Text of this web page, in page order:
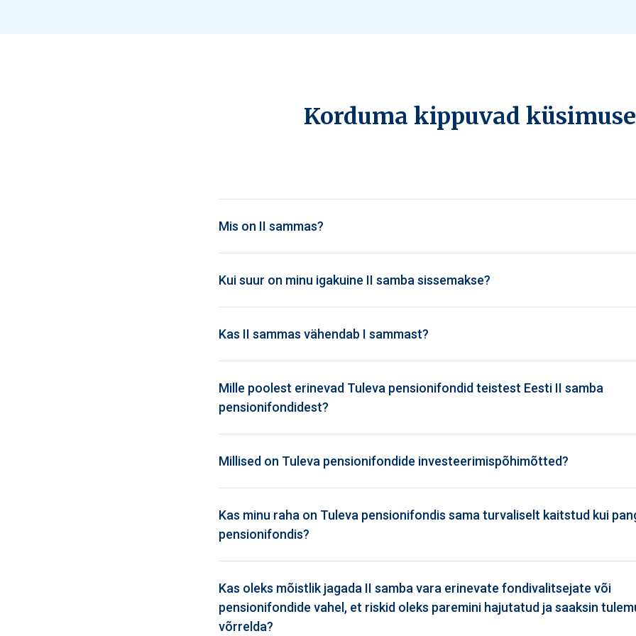
Korduma kippuvad
Mis on II sammas?
Kui suur on minu igakuine II samba sissemakse?
Kas II sammas vähendab I sammast?
Mille poolest erinevad Tuleva pensionifondid teistest Eesti II samba
pensionifondidest?
Millised on Tuleva pensionifondide investeerimispõhimõtted?
Kas minu raha on Tuleva pensionifondis sama turvaliselt kaitstud kui
pensionifondis?
Kas oleks mõistlik jagada II samba vara erinevate fondivalitsejate või
pensionifondide vahel, et riskid oleks paremini hajutatud ja saaksin
võrrelda?